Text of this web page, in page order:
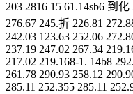
203 2816 15 61.14sb6 到
276.67 245.折 226.81
242.03 123.63 252.06
237.19 247.02 267.34
217.02 219.168-1. 14b8
261.78 290.93 258.12
285.11 252.355 285.11